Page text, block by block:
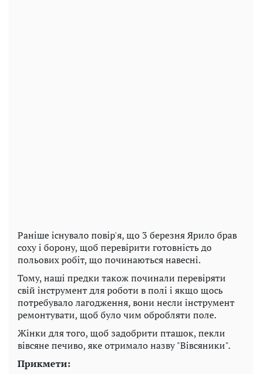
Раніше існувало повір'я, що 3 березня Ярило брав
соху і борону, щоб перевірити готовність до
польових робіт, що починаються навесні.
Тому, наші предки також починали перевіряти
свій інструмент для роботи в полі і якщо щось
потребувало лагодження, вони несли інструмент
ремонтувати, щоб було чим обробляти поле.
Жінки для того, щоб задобрити пташок, пекли
вівсяне печиво, яке отримало назву "Вівсяники".
Прикмети: